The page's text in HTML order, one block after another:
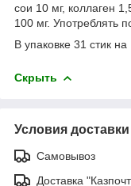
сои 10 мг, коллаген
100 мг. Употреблять
В упаковке 31 стик
Скрыть
Условия доставки
Самовывоз
Доставка